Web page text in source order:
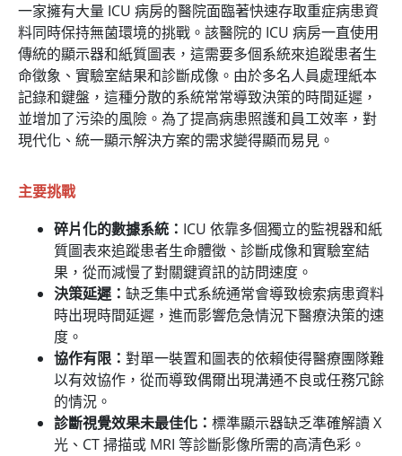
一家擁有大量 ICU 病房的醫院面臨著快速存取重症病患資
料同時保持無菌環境的挑戰。該醫院的 ICU 病房一直使用
傳統的顯示器和紙質圖表，這需要多個系統來追蹤患者生
命徵象、實驗室結果和診斷成像。由於多名人員處理紙本
記錄和鍵盤，這種分散的系統常常導致決策的時​​間延遲，
並增加了污染的風險。為了提高病患照護和員工效率，對
現代化、統一顯示解決方案的需求變得顯而易見。
主要挑戰
碎片化的數據系統： ICU 依靠多個獨立的監視器和紙
質圖表來追蹤患者生命體徵、診斷成像和實驗室結
果，從而減慢了對關鍵資訊的訪問速度。
決策延遲： 缺乏集中式系統通常會導致檢索病患資料
時出現時間延遲，進而影響危急情況下醫療決策的速
度。
協作有限： 對單一裝置和圖表的依賴使得醫療團隊難
以有效協作，從而導致偶爾出現溝通不良或任務冗餘
的情況。
診斷視覺效果未最佳化： 標準顯示器缺乏準確解讀 X
光、CT 掃描或 MRI 等診斷影像所需的高清色彩。